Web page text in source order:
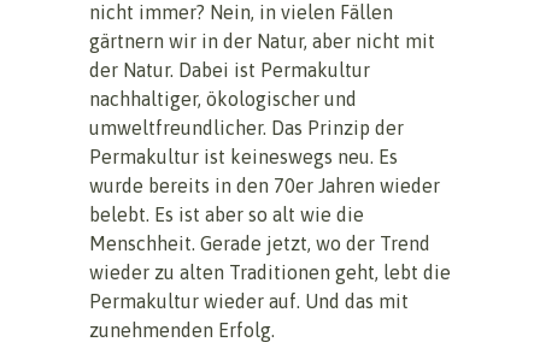
nicht immer? Nein, in vielen Fällen
gärtnern wir in der Natur, aber nicht mit
der Natur. Dabei ist Permakultur
nachhaltiger, ökologischer und
umweltfreundlicher. Das Prinzip der
Permakultur ist keineswegs neu. Es
wurde bereits in den 70er Jahren wieder
belebt. Es ist aber so alt wie die
Menschheit. Gerade jetzt, wo der Trend
wieder zu alten Traditionen geht, lebt die
Permakultur wieder auf. Und das mit
zunehmenden Erfolg.